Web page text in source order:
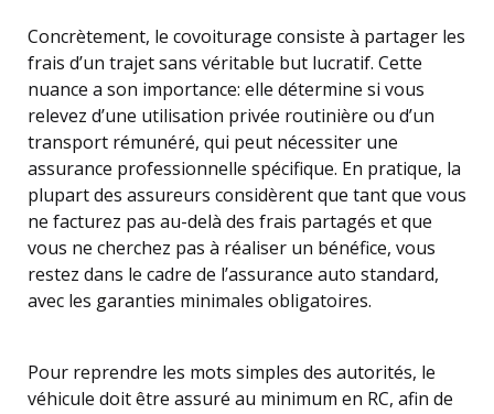
Concrètement, le covoiturage consiste à partager les
frais d’un trajet sans véritable but lucratif. Cette
nuance a son importance: elle détermine si vous
relevez d’une utilisation privée routinière ou d’un
transport rémunéré, qui peut nécessiter une
assurance professionnelle spécifique. En pratique, la
plupart des assureurs considèrent que tant que vous
ne facturez pas au-delà des frais partagés et que
vous ne cherchez pas à réaliser un bénéfice, vous
restez dans le cadre de l’assurance auto standard,
avec les garanties minimales obligatoires.
Pour reprendre les mots simples des autorités, le
véhicule doit être assuré au minimum en RC, afin de